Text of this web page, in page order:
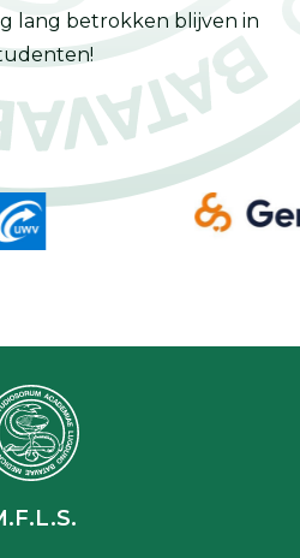
lang betrokken blijven in